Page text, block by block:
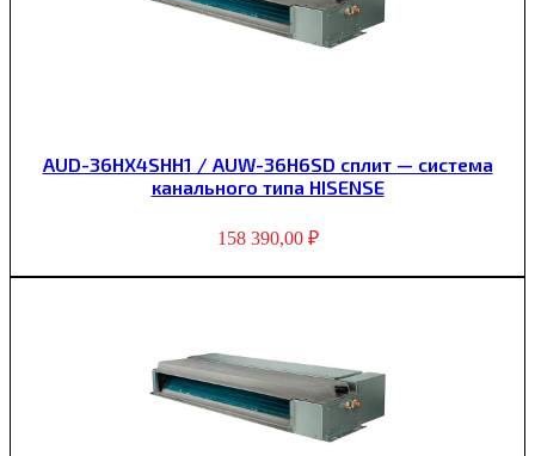
AUD-36HX4SHH1 / AUW-36H6SD сплит — система
канального типа HISENSE
158 390,00 ₽